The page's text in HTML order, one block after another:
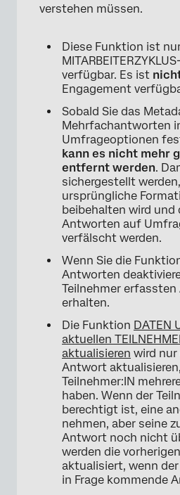
verstehen müssen.
Diese Funktion ist
verfügbar. Es ist
Engagement
Sobald Sie das
Mehrfachantworten
Umfrageoptionen
kann es nicht mehr
entfernt werden.
sichergestellt
ursprüngliche
beibehalten wird
Antworten auf
verfälscht werden.
Wenn Sie die
Antworten
Teilnehmer
erhalten.
Die Funktion DATEN
aktuellen
aktualisieren wird
Antwort
Teilnehmer:IN
haben. Wenn der
berechtigt ist, eine
nehmen, aber seine
Antwort noch nicht
werden die
aktualisiert, wenn
in Frage kommende